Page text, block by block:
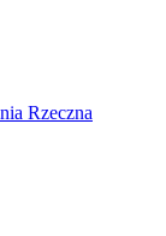
Rzeczna